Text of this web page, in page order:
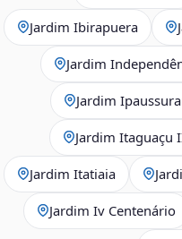
Jardim Ibirapuera
Jardim
Jardim
Jardim Itaguaçu
Jardim Itatiaia
Jardim Iv Centenário